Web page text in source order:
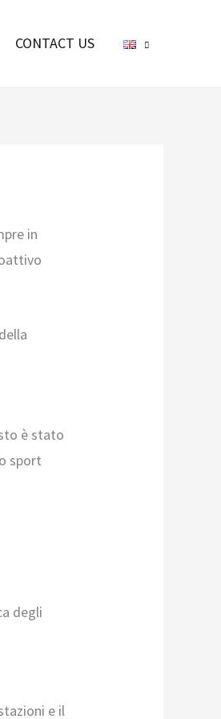
CONTACT US
in
è stato
sport
degli
e il